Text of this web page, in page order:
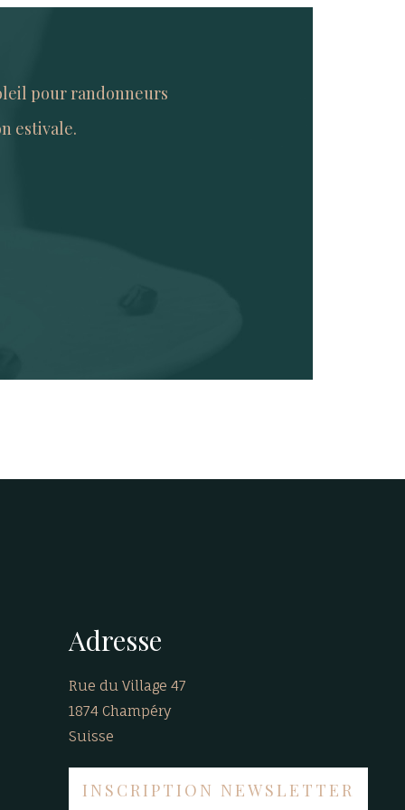
pour randonneurs
estivale.
Adresse
Rue du Village 47
1874 Champéry
Suisse
INSCRIPTION NEWSLETTER